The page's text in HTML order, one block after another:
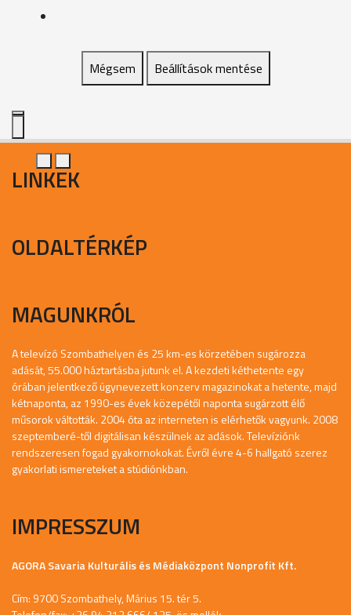
Mégsem Beállítások mentése
LINKEK
OLDALTÉRKÉP
MAGUNKRÓL
A televízó Szombathelyen és 25 km-es körzetében sugározza
adását, 55.000 háztartásba jutunk el. A kezdeti kéthetente egy
órában jelentkező úgynevezett konzerv magazinokat a hetente, majd
kétnaponta, az 1990-es évek közepétől naponta sugárzott élő
műsorok váltották. 2004 óta az interneten is elérhetők vagyunk. 2008
szeptemberé-től digitálisan készülnek az adások. Televíziónk
rendszeresen fogad gyakornokokat. Évről évre 4-6 hallgató szerez
gyakorlati ismereteket a stúdiónkban.
IMPRESSZUM
AGORA Savaria Kulturális és Médiaközpont Nonprofit Kft.
Cím: 9700 Szombathely, Márius 15. tér 5.